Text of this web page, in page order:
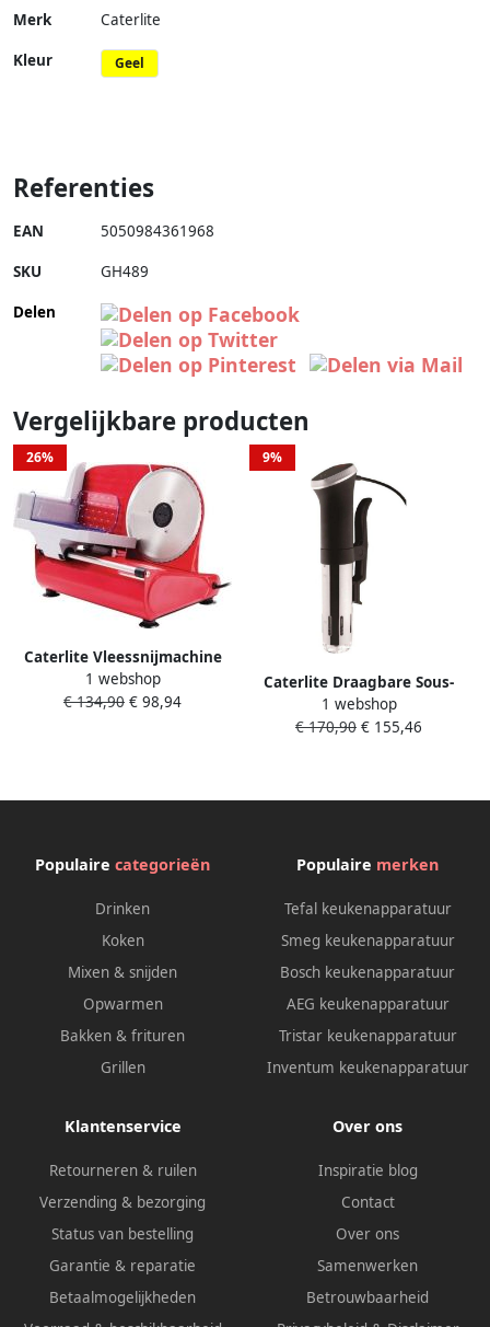
Merk Caterlite
Kleur Geel
Referenties
EAN 5050984361968
SKU GH489
Delen
Vergelijkbare producten
26%
Caterlite Vleessnijmachine
19cm GH489
1 webshop
€ 134,90 € 98,94
9%
Caterlite Draagbare Sous-
Vide CS939
1 webshop
€ 170,90 € 155,46
Populaire categorieën
Drinken
Koken
Mixen & snijden
Opwarmen
Bakken & frituren
Grillen
Populaire merken
Tefal keukenapparatuur
Smeg keukenapparatuur
Bosch keukenapparatuur
AEG keukenapparatuur
Tristar keukenapparatuur
Inventum keukenapparatuur
Klantenservice
Retourneren & ruilen
Verzending & bezorging
Status van bestelling
Garantie & reparatie
Betaalmogelijkheden
Over ons
Inspiratie blog
Contact
Over ons
Samenwerken
Betrouwbaarheid